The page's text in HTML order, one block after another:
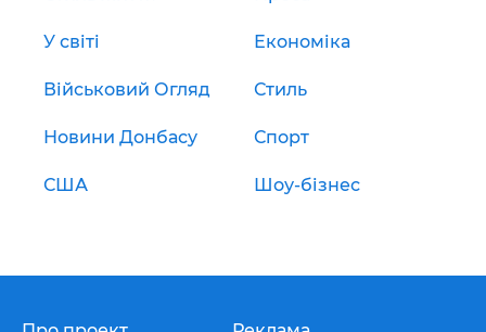
У світі Економіка
Військовий Огляд Стиль
Новини Донбасу Спорт
США Шоу-бізнес